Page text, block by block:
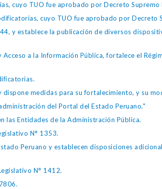
cuyo TUO fue aprobado por Decreto Supremo
cuyo TUO fue aprobado por Decreto
y establece la publicación de diversos
a la Información Pública, fortalece el
medidas para su fortalecimiento, y su
del Portal del Estado Peruano."
las Entidades de la Administración Pública.
N° 1353.
Peruano y establecen disposiciones
N° 1412.